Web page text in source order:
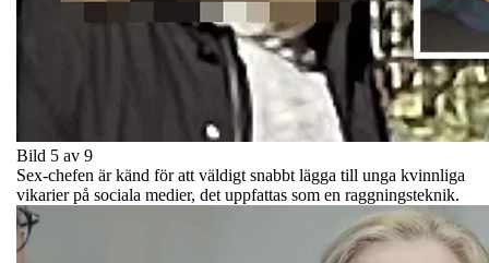
Bild 5 av 9
Sex-chefen är känd för att väldigt snabbt lägga till unga kvinnliga
vikarier på sociala medier, det uppfattas som en raggningsteknik.